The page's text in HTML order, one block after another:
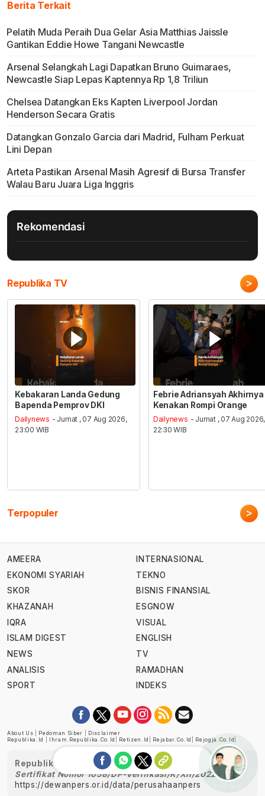
Berita Terkait
Pelatih Muda Peraih Dua Gelar Asia Matthias Jaissle
Gantikan Eddie Howe Tangani Newcastle
Arsenal Selangkah Lagi Dapatkan Bruno Guimaraes,
Newcastle Siap Lepas Kaptennya Rp 1,8 Triliun
Chelsea Datangkan Eks Kapten Liverpool Jordan
Henderson Secara Gratis
Datangkan Gonzalo Garcia dari Madrid, Fulham Perkuat
Lini Depan
Arteta Pastikan Arsenal Masih Agresif di Bursa Transfer
Walau Baru Juara Liga Inggris
Rekomendasi
Republika TV >
Kebakaran Landa Gedung
Bapenda Pemprov DKI
Dailynews - Jumat , 07 Aug 2026,
23:00 WIB
Febrie Adriansyah Akhirnya
Kenakan Rompi Orange
Dailynews - Jumat , 07 Aug 2026,
22:30 WIB
Terpopuler >
AMEERA
EKONOMI SYARIAH
SKOR
KHAZANAH
IQRA
ISLAM DIGEST
NEWS
ANALISIS
SPORT
INTERNASIONAL
TEKNO
BISNIS FINANSIAL
ESGNOW
VISUAL
ENGLISH
TV
RAMADHAN
INDEKS
About Us Pedoman Siber
Disclaimer
Republika.id
Ihram.republika.co.id Retizen.id Rejabar.co.id Rejogja.co.id
Republika telah diverifikasi oleh Dewan Pers
Sertifikat Nomor 1058/DP-Verifikasi/K/XII/2022
https://dewanpers.or.id/data/perusahaanpers